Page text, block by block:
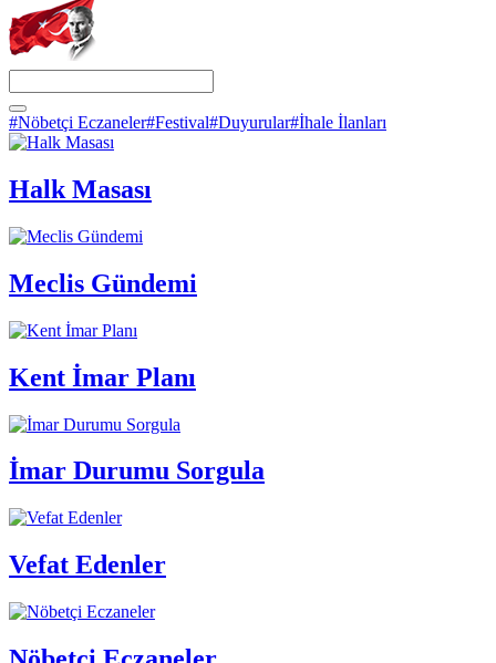
#Nöbetçi Eczaneler#Festival#Duyurular#İhale İlanları
Halk Masası
Meclis Gündemi
Kent İmar Planı
İmar Durumu Sorgula
Vefat Edenler